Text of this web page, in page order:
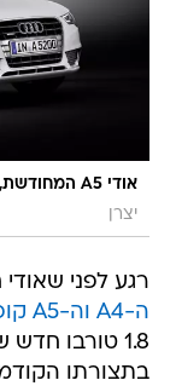
אודי A5 המחודשת, הראשונה שתקבל את המנוע החדש
יצרן
רגע לפני
ה-A4 וה-A5 קופה
1.8 טורבו
בתצורתו